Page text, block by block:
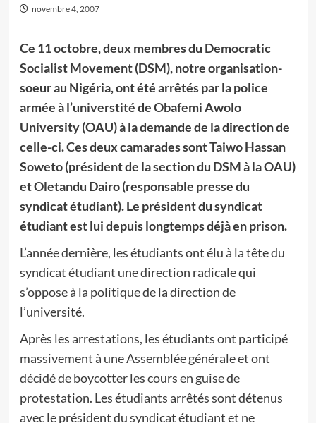
novembre 4, 2007
Ce 11 octobre, deux membres du Democratic
Socialist Movement (DSM), notre organisation-
soeur au Nigéria, ont été arrêtés par la police
armée à l’universtité de Obafemi Awolo
University (OAU) à la demande de la direction de
celle-ci. Ces deux camarades sont Taiwo Hassan
Soweto (président de la section du DSM à la OAU)
et Oletandu Dairo (responsable presse du
syndicat étudiant). Le président du syndicat
étudiant est lui depuis longtemps déjà en prison.
L’année dernière, les étudiants ont élu à la tête du
syndicat étudiant une direction radicale qui
s’oppose à la politique de la direction de
l’université.
Après les arrestations, les étudiants ont participé
massivement à une Assemblée générale et ont
décidé de boycotter les cours en guise de
protestation. Les étudiants arrêtés sont détenus
avec le président du syndicat étudiant et ne